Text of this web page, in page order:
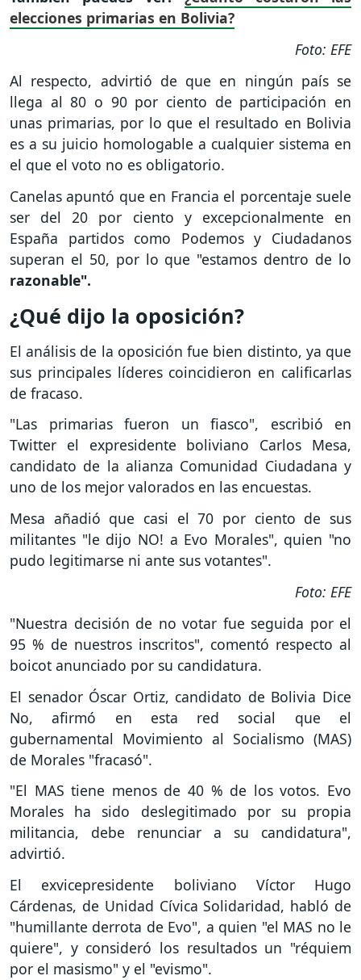
elecciones primarias en Bolivia?
Foto: EFE
Al respecto, advirtió de que en ningún país se
llega al 80 o 90 por ciento de participación en
unas primarias, por lo que el resultado en Bolivia
es a su juicio homologable a cualquier sistema en
el que el voto no es obligatorio.
Canelas apuntó que en Francia el porcentaje suele
ser del 20 por ciento y excepcionalmente en
España partidos como Podemos y Ciudadanos
superan el 50, por lo que "estamos dentro de lo
razonable".
¿Qué dijo la oposición?
El análisis de la oposición fue bien distinto, ya que
sus principales líderes coincidieron en calificarlas
de fracaso.
"Las primarias fueron un fiasco", escribió en
Twitter el expresidente boliviano Carlos Mesa,
candidato de la alianza Comunidad Ciudadana y
uno de los mejor valorados en las encuestas.
Mesa añadió que casi el 70 por ciento de sus
militantes "le dijo NO! a Evo Morales", quien "no
pudo legitimarse ni ante sus votantes".
Foto: EFE
"Nuestra decisión de no votar fue seguida por el
95 % de nuestros inscritos", comentó respecto al
boicot anunciado por su candidatura.
El senador Óscar Ortiz, candidato de Bolivia Dice
No, afirmó en esta red social que el
gubernamental Movimiento al Socialismo (MAS)
de Morales "fracasó".
"El MAS tiene menos de 40 % de los votos. Evo
Morales ha sido deslegitimado por su propia
militancia, debe renunciar a su candidatura",
advirtió.
El exvicepresidente boliviano Víctor Hugo
Cárdenas, de Unidad Cívica Solidaridad, habló de
"humillante derrota de Evo", a quien "el MAS no le
quiere", y consideró los resultados un "réquiem
por el masismo" y el "evismo".